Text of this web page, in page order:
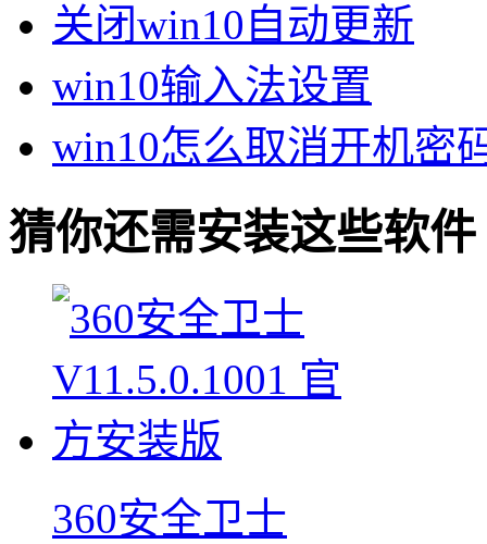
关闭win10自动更新
win10输入法设置
win10怎么取消开机密
猜你还需安装这些软件
360安全卫士